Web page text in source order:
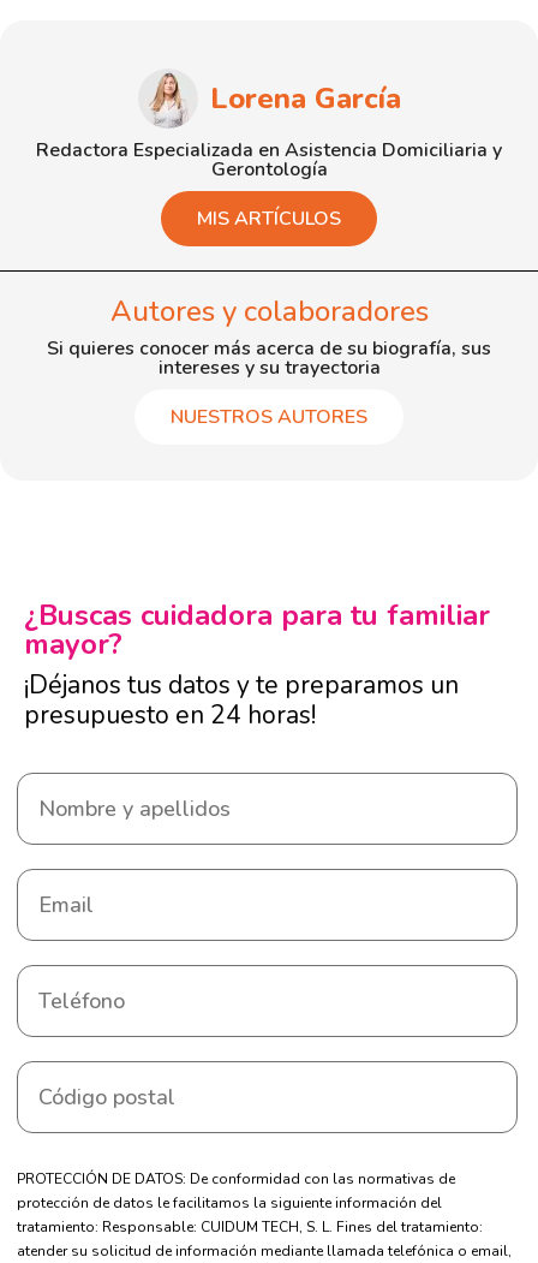
Lorena García
Redactora Especializada en Asistencia Domiciliaria y
Gerontología
MIS ARTÍCULOS
Autores y colaboradores
Si quieres conocer más acerca de su biografía, sus
intereses y su trayectoria
NUESTROS AUTORES
¿Buscas cuidadora para tu familiar
mayor?
¡Déjanos tus datos y te preparamos un
presupuesto en 24 horas!
PROTECCIÓN DE DATOS: De conformidad con las normativas de
protección de datos le facilitamos la siguiente información del
tratamiento: Responsable: CUIDUM TECH, S. L. Fines del tratamiento:
atender su solicitud de información mediante llamada telefónica o email,